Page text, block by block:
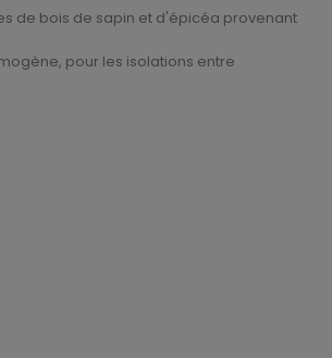
de bois de sapin et d'épicéa provenant
pour les isolations entre